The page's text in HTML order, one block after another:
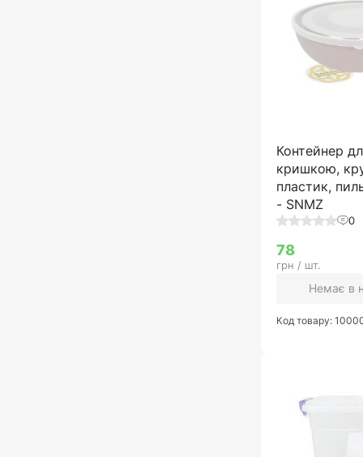
Контейнер
кришкою,
пластик,
- SNMZ
0
78
грн / шт.
Немає в
Код товару: